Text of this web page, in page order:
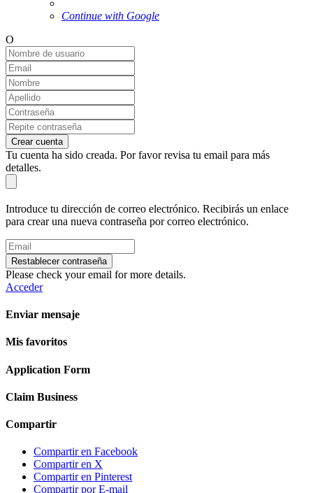
Continue with Google
O
Crear cuenta
Tu cuenta ha sido creada. Por favor revisa tu email para más
detalles.
Introduce tu dirección de correo electrónico. Recibirás un enlace
para crear una nueva contraseña por correo electrónico.
Restablecer contraseña
Please check your email for more details.
Acceder
Enviar mensaje
Mis favoritos
Application Form
Claim Business
Compartir
Compartir en Facebook
Compartir en X
Compartir en Pinterest
Compartir por E-mail